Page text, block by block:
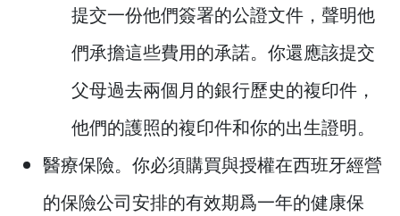
提交一份他們簽署的公證文件，聲明他
們承擔這些費用的承諾。你還應該提交
父母過去兩個月的銀行歷史的複印件，
他們的護照的複印件和你的出生證明。
醫療保險。你必須購買與授權在西班牙經營
的保險公司安排的有效期爲一年的健康保